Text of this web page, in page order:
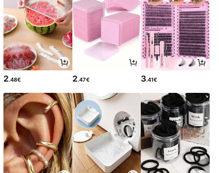
2.48€ 2.47€ 3.41€